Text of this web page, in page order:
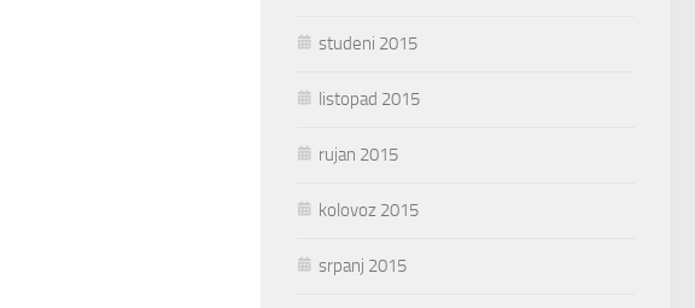
studeni 2015
listopad 2015
rujan 2015
kolovoz 2015
srpanj 2015